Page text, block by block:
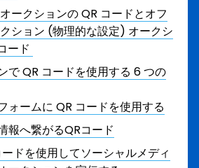
ークションの QR コードとオフ
ション (物理的な設定) オークシ
ード
で QR コードを使用する 6 つの
ォームに QR コードを使用する
報へ繋がるQRコード
ドを使用してソーシャルメディ